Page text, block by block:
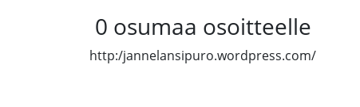
0 osumaa osoitteelle
http:/jannelansipuro.wordpress.com/